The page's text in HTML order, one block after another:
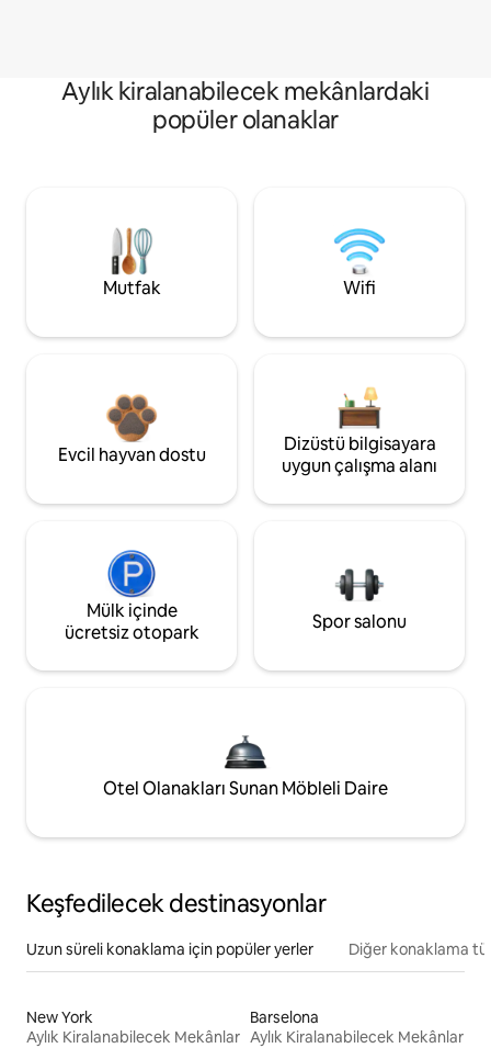
Aylık kiralanabilecek mekânlardaki
popüler olanaklar
Mutfak Wifi
Evcil hayvan dostu
Dizüstü bilgisayara
uygun çalışma alanı
Mülk içinde
ücretsiz otopark
Spor salonu
Otel Olanakları Sunan Möbleli Daire
Keşfedilecek destinasyonlar
Uzun süreli konaklama için popüler yerler Diğer konaklama
New York
Aylık Kiralanabilecek Mekânlar
Barselona
Aylık Kiralanabilecek Mekânlar